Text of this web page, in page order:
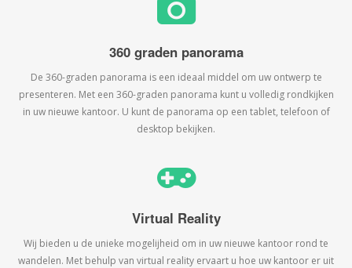
360 graden panorama
De 360-graden panorama is een ideaal middel om uw ontwerp te
presenteren. Met een 360-graden panorama kunt u volledig rondkijken
in uw nieuwe kantoor. U kunt de panorama op een tablet, telefoon of
desktop bekijken.
Virtual Reality
Wij bieden u de unieke mogelijheid om in uw nieuwe kantoor rond te
wandelen. Met behulp van virtual reality ervaart u hoe uw kantoor er uit